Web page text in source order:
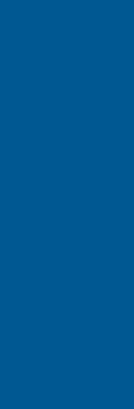
- АФРИКА